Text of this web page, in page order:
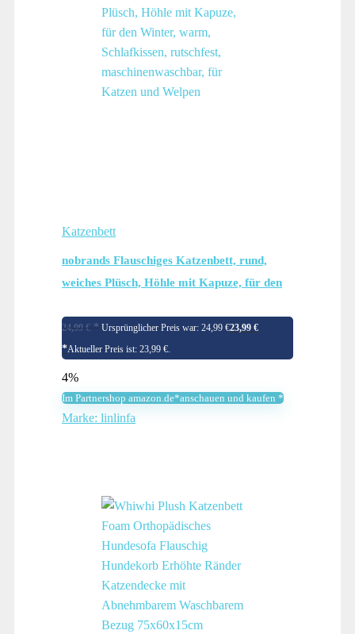
Katzenbett
nobrands Flauschiges Katzenbett, rund,
weiches Plüsch, Höhle mit Kapuze, für den
maschinenwaschbar, für Katzen und Welpen
24,99 € Ursprünglicher Preis war: 24,99 €23,99 €
Aktueller Preis ist: 23,99 €.
4%
Im Partnershop amazon.de*anschauen und kaufen *
Marke: linlinfa